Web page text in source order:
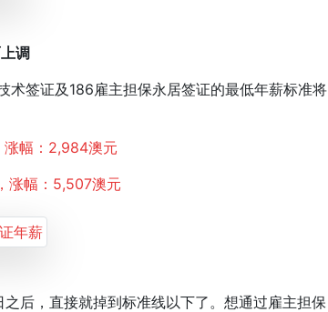
调
签证及186雇主担保永居签证的最低年薪标准将
幅：2,984澳元
幅：5,507澳元
后，直接就掉到标准线以下了。想通过雇主担保